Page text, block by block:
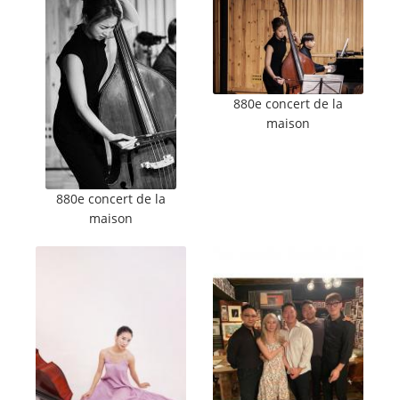
880e concert de la
maison
880e concert de la
maison